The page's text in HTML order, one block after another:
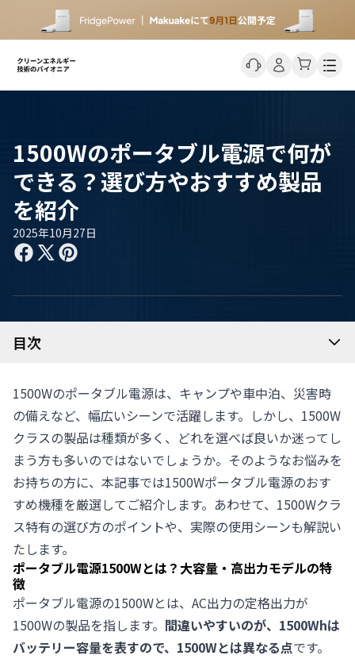
1500Wのポータブル電源で何が
できる？選び方やおすすめ製品
を紹介
2025年10月27日
目次
1500Wのポータブル電源は、キャンプや車中泊、災害時
の備えなど、幅広いシーンで活躍します。しかし、1500W
クラスの製品は種類が多く、どれを選べば良いか迷ってし
まう方も多いのではないでしょうか。そのようなお悩みを
お持ちの方に、本記事では1500Wポータブル電源のおす
すめ機種を厳選してご紹介します。あわせて、1500Wクラ
ス特有の選び方のポイントや、実際の使用シーンも解説い
たします。
ポータブル電源1500Wとは？大容量・高出力モデルの特
徴
ポータブル電源の1500Wとは、AC出力の定格出力が
1500Wの製品を指します。 間違いやすいのが、1500Whは
バッテリー容量を表すので、1500Wとは異なる点です。